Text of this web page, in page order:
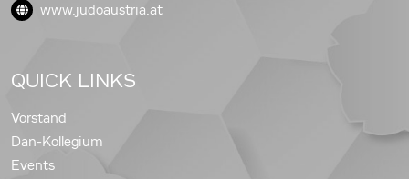
www.judoaustria.at
QUICK LINKS
Vorstand
Dan-Kollegium
Events